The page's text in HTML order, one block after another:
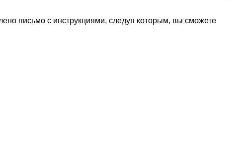
письмо с инструкциями, следуя которым, вы сможете